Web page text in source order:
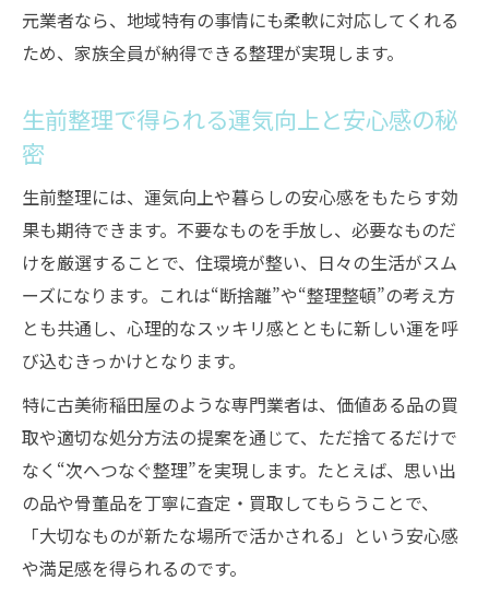
元業者なら、地域特有の事情にも柔軟に対応してくれる
ため、家族全員が納得できる整理が実現します。
生前整理で得られる運気向上と安心感の秘
密
生前整理には、運気向上や暮らしの安心感をもたらす効
果も期待できます。不要なものを手放し、必要なものだ
けを厳選することで、住環境が整い、日々の生活がスム
ーズになります。これは“断捨離”や“整理整頓”の考え方
とも共通し、心理的なスッキリ感とともに新しい運を呼
び込むきっかけとなります。
特に古美術稲田屋のような専門業者は、価値ある品の買
取や適切な処分方法の提案を通じて、ただ捨てるだけで
なく“次へつなぐ整理”を実現します。たとえば、思い出
の品や骨董品を丁寧に査定・買取してもらうことで、
「大切なものが新たな場所で活かされる」という安心感
や満足感を得られるのです。